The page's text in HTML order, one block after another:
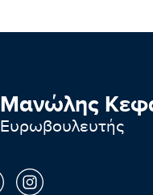
Μανώλης
Ευρωβουλευτής